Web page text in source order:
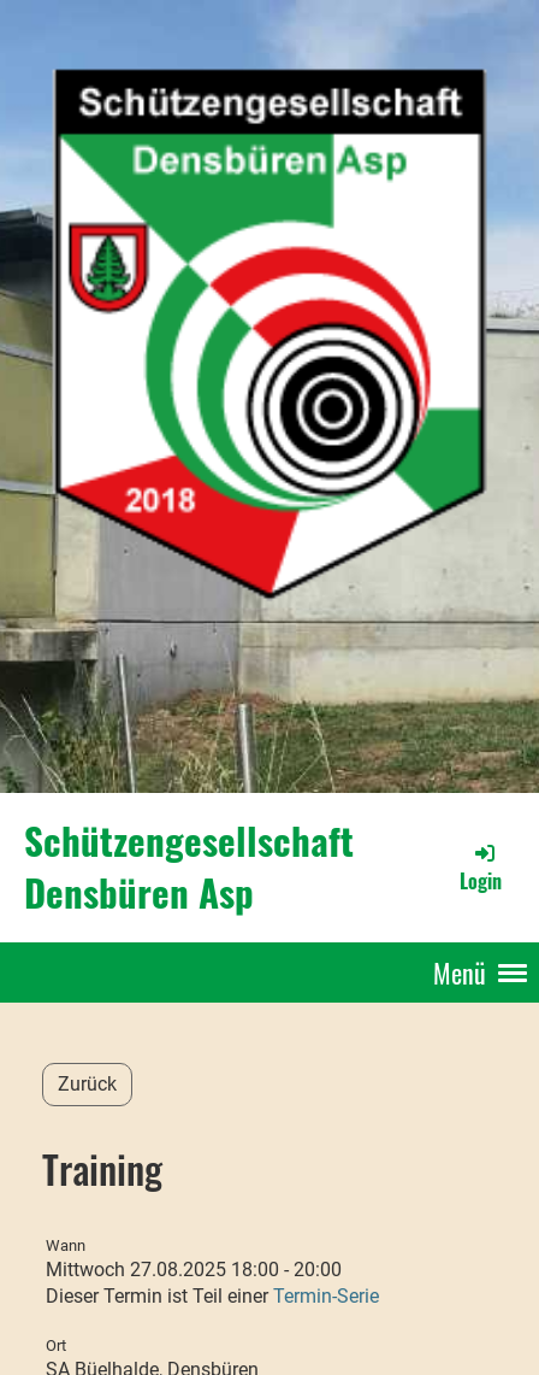
Schützengesellschaft
Densbüren Asp
Login
Menü
Zurück
Training
Wann
Mittwoch 27.08.2025 18:00 - 20:00
Dieser Termin ist Teil einerTermin-Serie
Ort
SA Büelhalde, Densbüren